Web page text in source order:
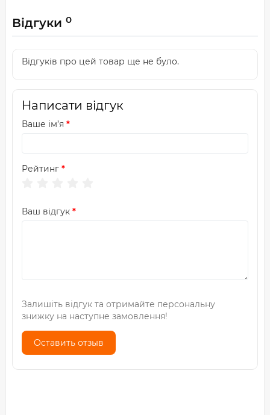
Відгуки 0
Відгуків про цей товар ще не було.
Написати відгук
Ваше ім’я
Рейтинг
Ваш відгук
Залишіть відгук та отримайте персональну
знижку на наступне замовлення!
Оставить отзыв